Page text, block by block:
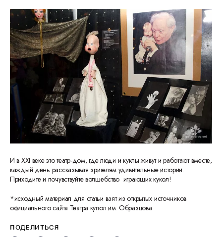
И в ХХI веке это театр-дом, где люди и куклы живут и работают вместе,
каждый день рассказывая зрителям удивительные истории.
Приходите и почувствуйте волшебство играющих кукол!
*исходный материал для статьи взят из открытых источников
официального сайта Театра купол им. Образцова
ПОДЕЛИТЬСЯ